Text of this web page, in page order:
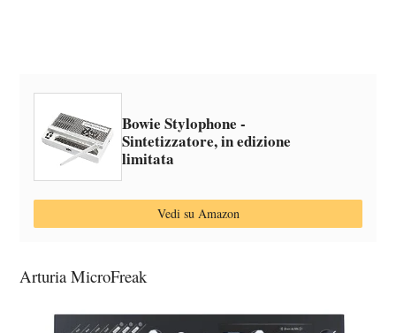
Bowie Stylophone -
Sintetizzatore, in edizione
limitata
Vedi su Amazon
Arturia MicroFreak